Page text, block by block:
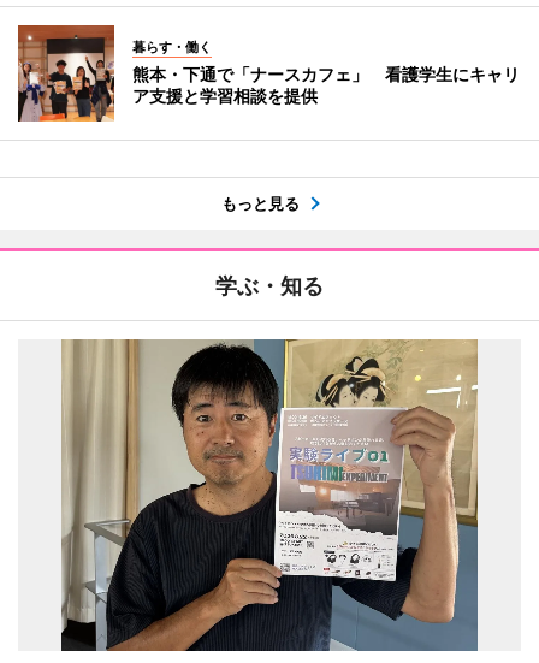
暮らす・働く
熊本・下通で「ナースカフェ」 看護学生にキャリ
ア支援と学習相談を提供
もっと見る
学ぶ・知る